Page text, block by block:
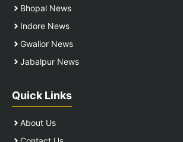
Bhopal News
Indore News
Gwalior News
Jabalpur News
Quick Links
About Us